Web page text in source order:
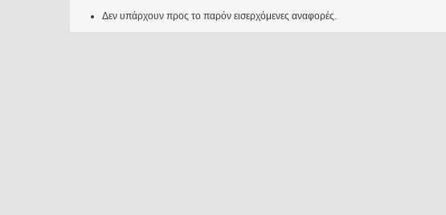
Δεν υπάρχουν προς το παρόν εισερχόμενες αναφορές.